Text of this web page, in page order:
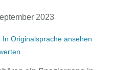
2023
In Originalsprache ansehen